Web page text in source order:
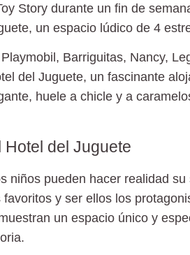
Story durante un fin de
, un espacio lúdico de 4
Barriguitas, Nancy,
del Juguete, un fascinante
huele a chicle y a
del Juguete
niños pueden hacer realidad
y ser ellos los
un espacio único y